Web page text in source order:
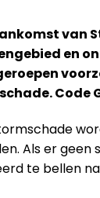
van
en
Code
Als er
te bellen